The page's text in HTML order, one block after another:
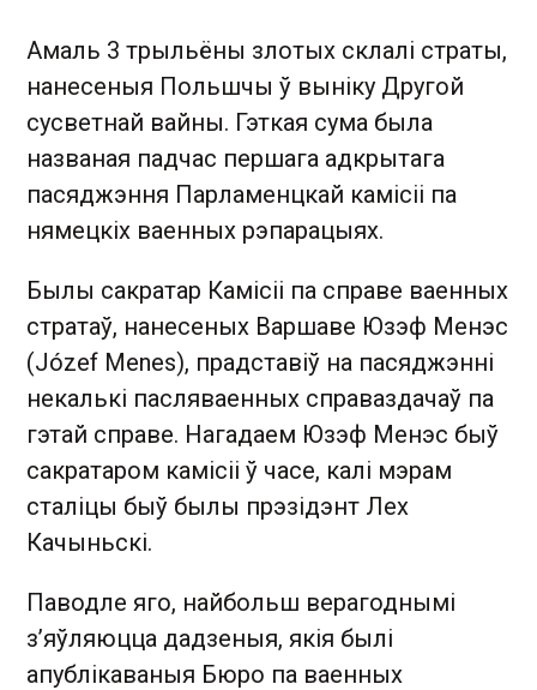
Амаль 3 трыльёны злотых склалі страты,
нанесеныя Польшчы ў выніку Другой
сусветнай вайны. Гэткая сума была
названая падчас першага адкрытага
пасяджэння Парламенцкай камісіі па
нямецкіх ваенных рэпарацыях.
Былы сакратар Камісіі па справе ваенных
стратаў, нанесеных Варшаве Юзэф Менэс
(Józef Menes), прадставіў на пасяджэнні
некалькі пасляваенных справаздачаў па
гэтай справе. Нагадаем Юзэф Менэс быў
сакратаром камісіі ў часе, калі мэрам
сталіцы быў былы прэзідэнт Лех
Качыньскі.
Паводле яго, найбольш верагоднымі
з’яўляюцца дадзеныя, якія былі
апублікаваныя Бюро па ваенных